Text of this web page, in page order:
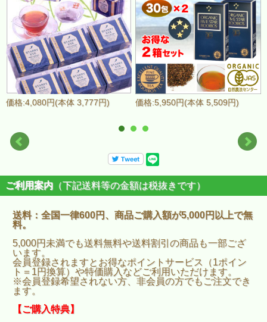
価格:4,080円(本体 3,777円) 価格:5,950円(本体 5,509円)
ご利用案内 （下記送料等の金額は税抜きです）
送料：全国一律600円、商品ご購入額が5,000円以上で無
料。
5,000円未満でも送料無料や送料割引の商品も一部ござ
います。
会員登録されますとお得なポイントサービス（1ポイン
ト＝1円換算）や特価購入などご利用いただけます。
※会員登録希望されない方、非会員の方でもご注文でき
ます。
【ご購入特典】